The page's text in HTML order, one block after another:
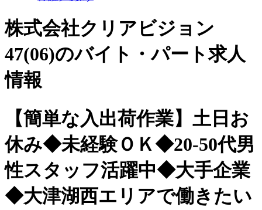
株式会社クリアビジョン
47(06)のバイト・パート求人
情報
【簡単な入出荷作業】土日お
休み◆未経験ＯＫ◆20-50代男
性スタッフ活躍中◆大手企業
◆大津湖西エリアで働きたい